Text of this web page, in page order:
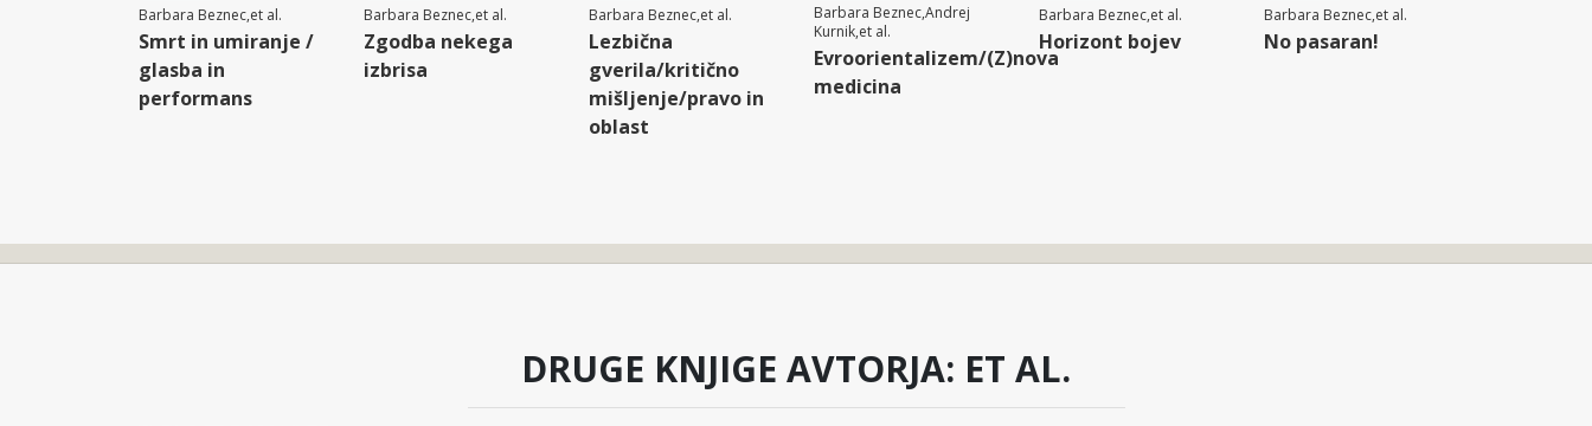
Barbara Beznec,et al.
Smrt in umiranje /
glasba in
performans
Barbara Beznec,et al.
Zgodba nekega
izbrisa
Barbara Beznec,et al.
Lezbična
gverila/kritično
mišljenje/pravo in
oblast
Barbara Beznec,Andrej
Kurnik,et al.
Evroorientalizem/(Z)nova
medicina
Barbara Beznec,et al.
Horizont bojev
Barbara Beznec,et al.
No pasaran!
DRUGE KNJIGE AVTORJA: ET AL.